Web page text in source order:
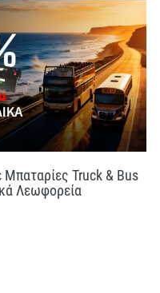
Μπαταρίες Truck & Bus
Λεωφορεία